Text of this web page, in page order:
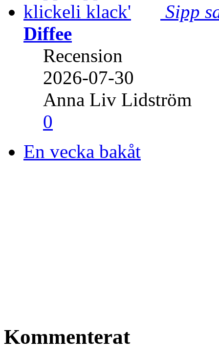
Sipp
Diffee
Recension
2026-07-30
Anna Liv Lidström
0
En vecka bakåt
Kommenterat